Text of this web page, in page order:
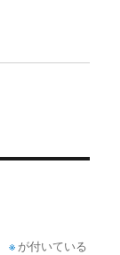
※ が付いている